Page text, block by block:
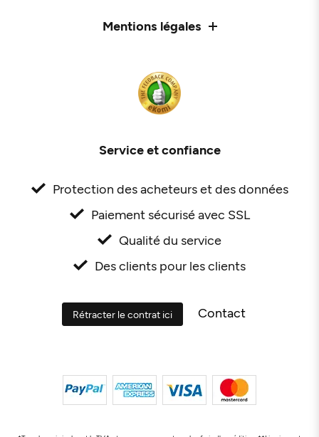
Mentions légales
Service et confiance
Protection des acheteurs et des données
Paiement sécurisé avec SSL
Qualité du service
Des clients pour les clients
Rétracter le contrat ici Contact